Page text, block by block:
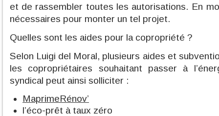
et de rassembler toutes les autorisations. En
nécessaires pour monter un tel projet.
Quelles sont les aides pour la copropriété ?
Selon Luigi del Moral, plusieurs aides et
les copropriétaires souhaitant passer à
syndical peut ainsi solliciter :
MaprimeRénov’
l’éco-prêt à taux zéro